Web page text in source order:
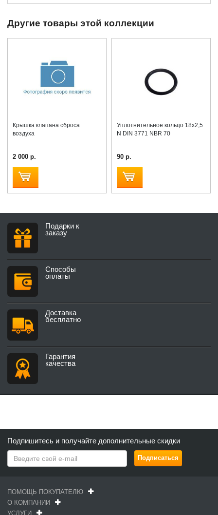
Другие товары этой коллекции
Крышка клапана сброса
воздуха
2 000 р.
Уплотнительное кольцо 18х2,5
N DIN 3771 NBR 70
90 р.
Подарки к
заказу
Способы
оплаты
Доставка
бесплатно
Гарантия
качества
Подпишитесь и получайте дополнительные скидки
ПОМОЩЬ ПОКУПАТЕЛЮ
О КОМПАНИИ
УСЛУГИ